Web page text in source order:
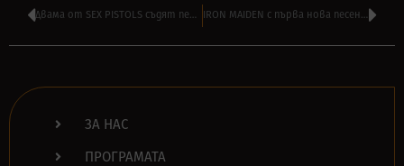
Двама от SEX PISTOLS съдят певеца си ДЖОНИ РОТЪН IRON MAIDEN с първа нова песен от шест години насам – чуйте тук
ЗА НАС
ПРОГРАМАТА